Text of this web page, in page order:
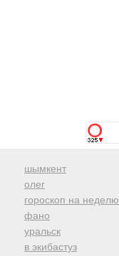
шымкент
олег
гороскоп на неделю
фано
уральск
в экибастуз